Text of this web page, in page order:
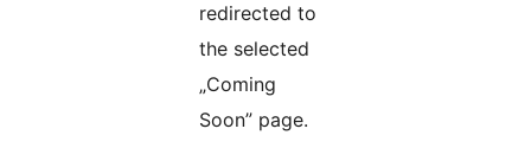
redirected to
the selected
„Coming
Soon” page.